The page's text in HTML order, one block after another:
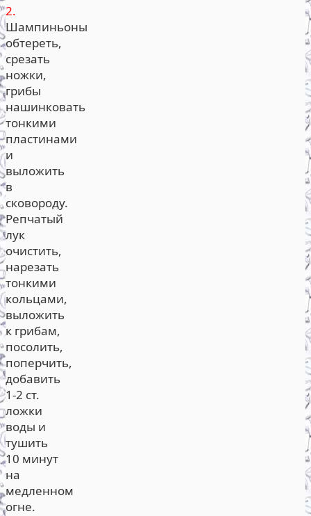
2.
Шампиньоны
обтереть,
срезать
ножки,
грибы
нашинковать
тонкими
пластинами
и
выложить
в
сковороду.
Репчатый
лук
очистить,
нарезать
тонкими
кольцами,
выложить
к грибам,
посолить,
поперчить,
добавить
1-2 ст.
ложки
воды и
тушить
10 минут
на
медленном
огне.